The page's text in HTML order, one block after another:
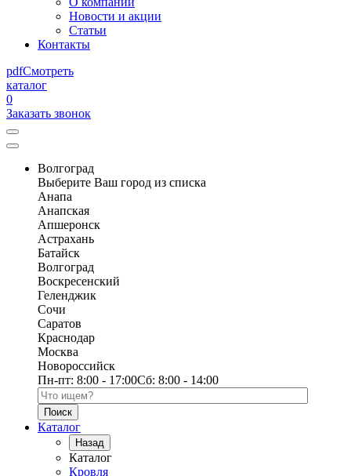
Новости и акции
Статьи
Контакты
pdfСмотреть
каталог
0
Заказать звонок
Волгоград
Выберите Ваш город из списка
Анапа
Анапская
Апшеронск
Астрахань
Батайск
Волгоград
Воскресенский
Геленджик
Сочи
Саратов
Краснодар
Москва
Новороссийск
Пн-пт: 8:00 - 17:00Сб: 8:00 - 14:00
Поиск по каталогу
Каталог
Назад
Каталог
Кровля